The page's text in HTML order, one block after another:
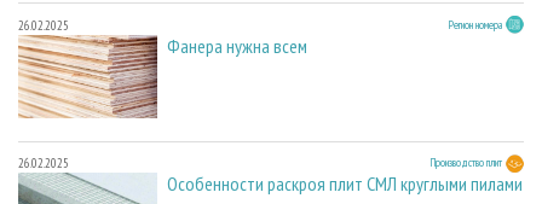
26.02.2025 Регион номера
Фанера нужна всем
26.02.2025 Производство плит
Особенности раскроя плит СМЛ круглыми пилами